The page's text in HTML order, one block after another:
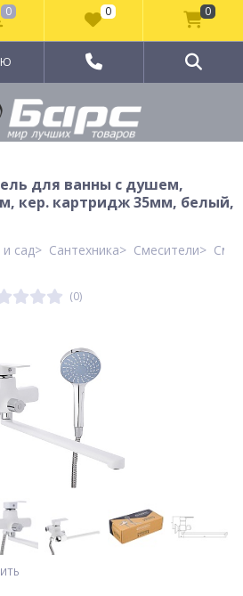
для ванны с душем,
кер. картридж 35мм, белый,
сад Сантехника Смесители
(0)
0 0 0